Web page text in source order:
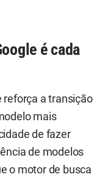
é cada
reforça a transição
mais
de fazer
de modelos
o motor de busca